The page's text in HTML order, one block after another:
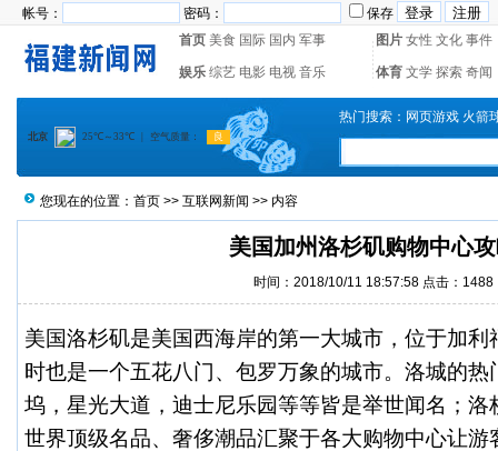
帐号： 密码：
保存
首页 美食 国际 国内 军事 图片 女性 文化 事件
娱乐 综艺 电影 电视 音乐 体育 文学 探索 奇闻
热门搜索： 网页游戏 火箭
您现在的位置： 首页 >> 互联网新闻 >> 内容
美国加州洛杉矶购物中心
时间：2018/10/11 18:57:58 点击：1488
美国洛杉矶是美国西海岸的第一大城市，位于加
时也是一个五花八门、包罗万象的城市。洛城的
坞，星光大道，迪士尼乐园等等皆是举世闻名；洛
世界顶级名品、奢侈潮品汇聚于各大购物中心让游